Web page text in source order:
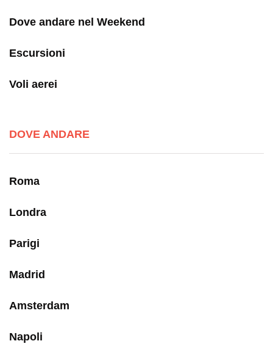
Dove andare nel Weekend
Escursioni
Voli aerei
DOVE ANDARE
Roma
Londra
Parigi
Madrid
Amsterdam
Napoli